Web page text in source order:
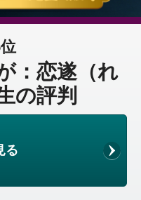
：恋遂（れ
の評判
る